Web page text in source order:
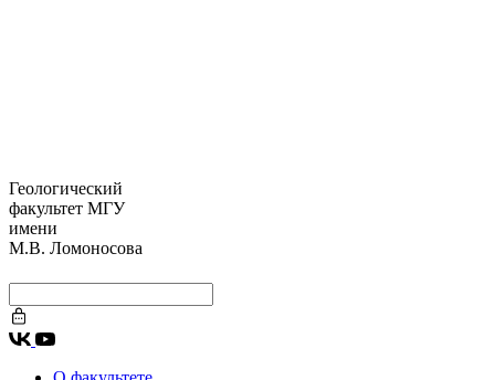
Геологический
факультет МГУ
имени
М.В. Ломоносова